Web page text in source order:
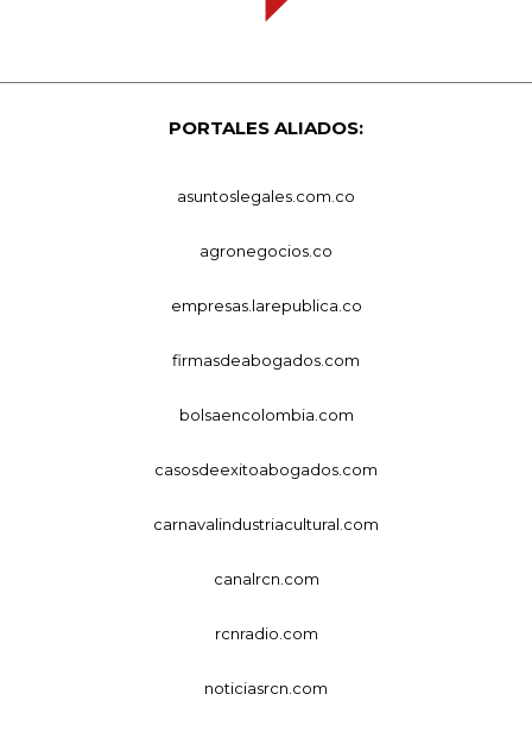
PORTALES ALIADOS:
asuntoslegales.com.co
agronegocios.co
empresas.larepublica.co
firmasdeabogados.com
bolsaencolombia.com
casosdeexitoabogados.com
carnavalindustriacultural.com
canalrcn.com
rcnradio.com
noticiasrcn.com